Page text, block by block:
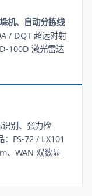
机、自动分拣线
/ DQT 超远对射
100D 激光雷达
识别、张力检
FS-72 / LX101
、WAN 双数显